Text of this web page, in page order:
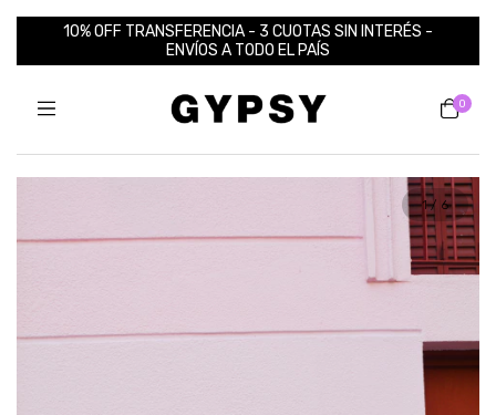
10% OFF TRANSFERENCIA - 3 CUOTAS SIN INTERÉS -
ENVÍOS A TODO EL PAÍS
0
1/ 6